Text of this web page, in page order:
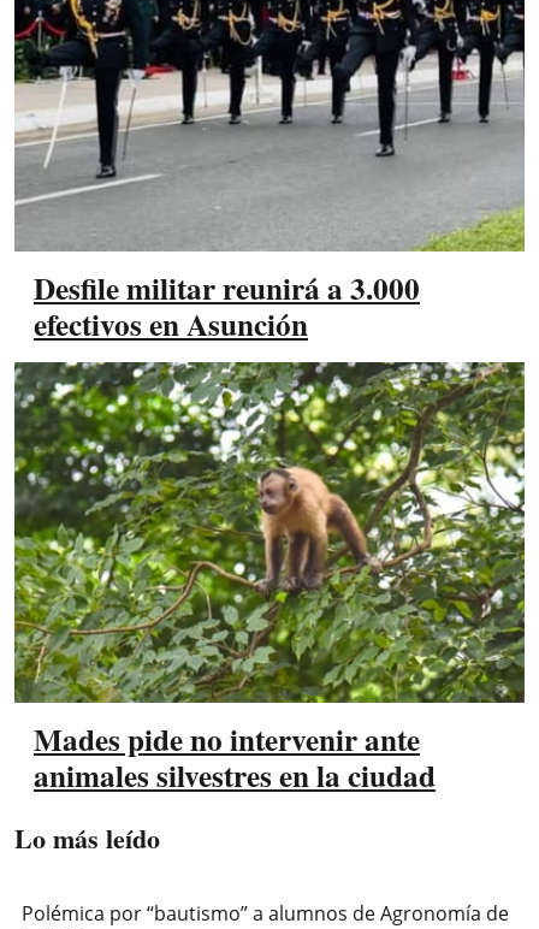
Desfile militar reunirá a 3.000
efectivos en Asunción
Mades pide no intervenir ante
animales silvestres en la ciudad
Lo más leído
Polémica por “bautismo” a alumnos de Agronomía de